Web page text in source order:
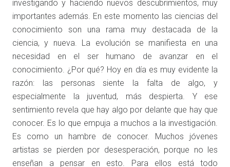
investigando y haciendo nuevos descubrimientos, muy
importantes además. En este momento las ciencias del
conocimiento son una rama muy destacada de la
ciencia, y nueva. La evolución se manifiesta en una
necesidad en el ser humano de avanzar en el
conocimiento. ¿Por qué? Hoy en día es muy evidente la
razón: las personas siente la falta de algo, y
especialmente la juventud, más despierta. Y ese
sentimiento revela que hay algo por delante que hay que
conocer. Es lo que empuja a muchos a la investigación.
Es como un hambre de conocer. Muchos jóvenes
artistas se pierden por desesperación, porque no les
enseñan a pensar en esto. Para ellos está todo